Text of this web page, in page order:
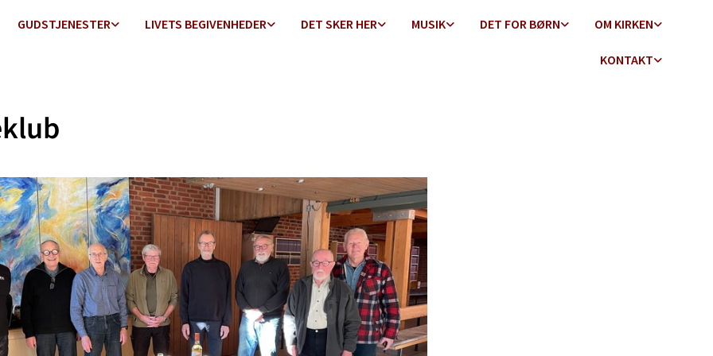
GUDSTJENESTER LIVETS BEGIVENHEDER DET SKER HER MUSIK DET FOR BØRN OM KIRKEN
KONTAKT